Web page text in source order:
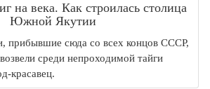
на века. Как строилась столица
Южной Якутии
прибывшие сюда со всех концов СССР,
среди непроходимой тайги
красавец.